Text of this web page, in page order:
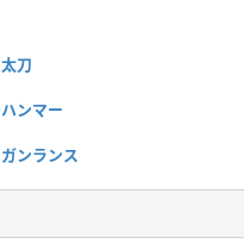
太刀
ハンマー
ガンランス